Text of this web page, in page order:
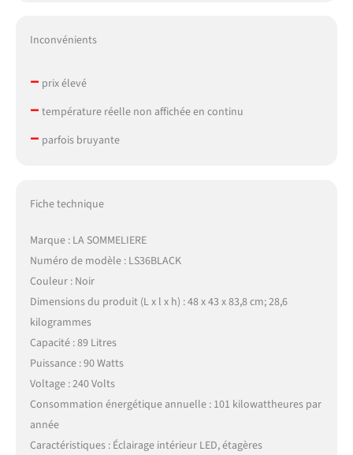
Inconvénients
– prix élevé
– température réelle non affichée en continu
– parfois bruyante
Fiche technique
Marque : LA SOMMELIERE
Numéro de modèle : LS36BLACK
Couleur : Noir
Dimensions du produit (L x l x h) : 48 x 43 x 83,8 cm; 28,6
kilogrammes
Capacité : 89 Litres
Puissance : 90 Watts
Voltage : 240 Volts
Consommation énergétique annuelle : 101 kilowattheures par
année
Caractéristiques : Éclairage intérieur LED, étagères